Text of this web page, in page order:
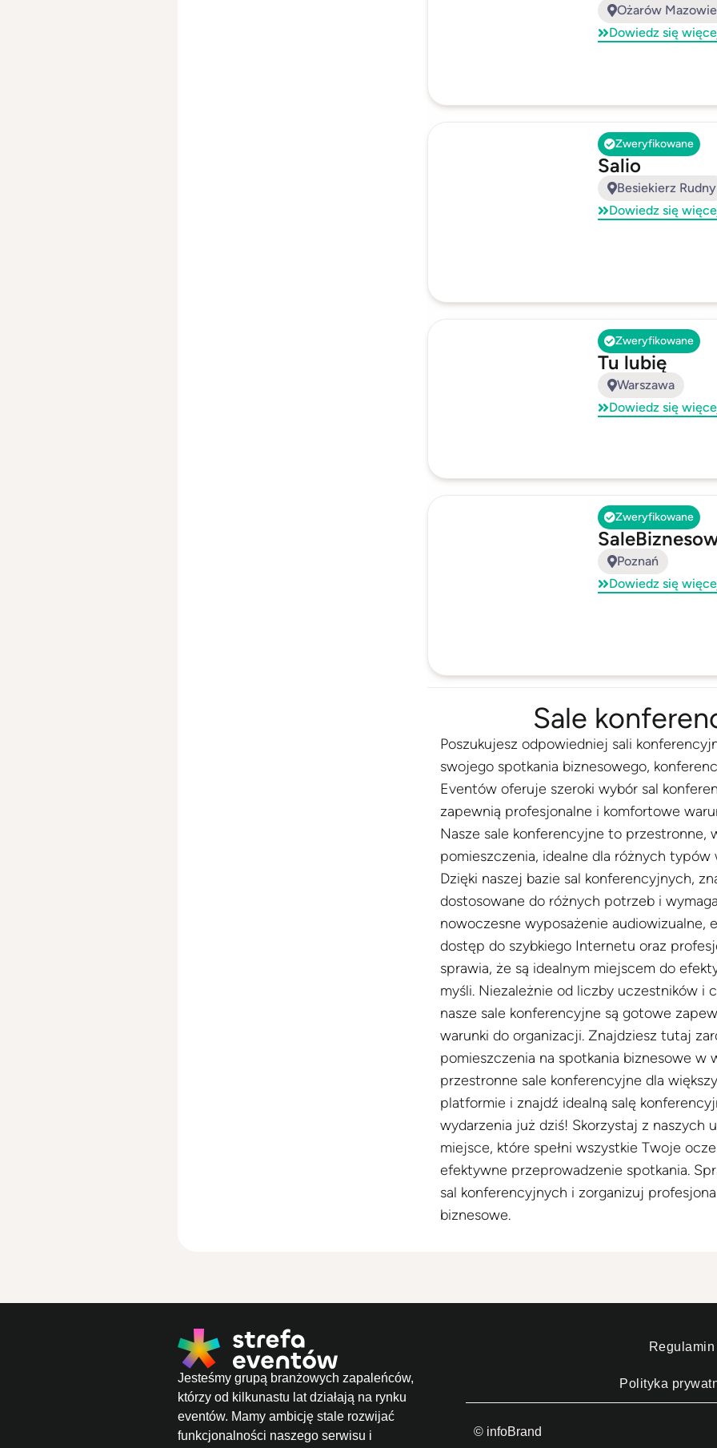
Ożarów
Dowiedz się
Zweryfikowane
Salio
Besiekierz Rudny
Dowiedz się
Zweryfikowane
Tu lubię
Warszawa
Dowiedz się
Zweryfikowane
Poznań
Dowiedz się
Sale
Poszukujesz odpowiedniej sali
swojego spotkania biznesowego,
Eventów oferuje szeroki wybór sal
zapewnią profesjonalne i komfortowe
Nasze sale konferencyjne to przestronne,
pomieszczenia, idealne dla różnych typów
Dzięki naszej bazie sal konferencyjnych,
dostosowane do różnych potrzeb i
nowoczesne wyposażenie audiowizualne,
dostęp do szybkiego Internetu oraz
sprawia, że są idealnym miejscem do
myśli. Niezależnie od liczby uczestników i
nasze sale konferencyjne są gotowe
warunki do organizacji. Znajdziesz tutaj
pomieszczenia na spotkania biznesowe w
przestronne sale konferencyjne dla
platformie i znajdź idealną salę
wydarzenia już dziś! Skorzystaj z naszych
miejsce, które spełni wszystkie Twoje
efektywne przeprowadzenie spotkania.
sal konferencyjnych i zorganizuj
biznesowe.
Jesteśmy grupą branżowych zapaleńców,
którzy od kilkunastu lat działają na rynku
eventów. Mamy ambicję stale rozwijać
funkcjonalności naszego serwisu i
Regulamin
Polityka
© infoBrand